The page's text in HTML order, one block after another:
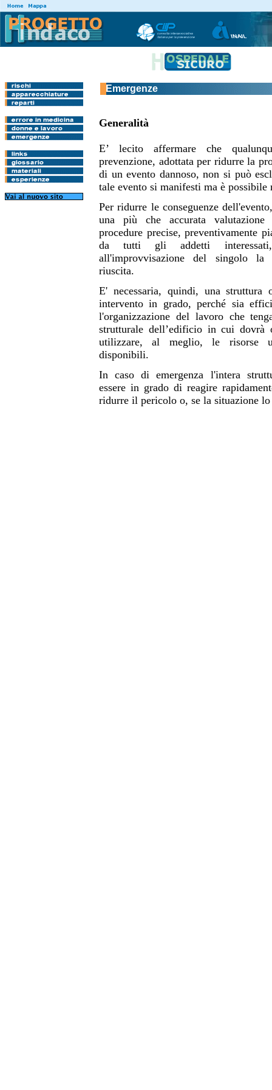
Emergenze
Generalità
E’ lecito affermare che
prevenzione, adottata per ridurre la
di un evento dannoso, non si può
tale evento si manifesti ma è
Per ridurre le conseguenze
una più che accurata
procedure precise, preventivamente
da tutti gli addetti
all'improvvisazione del singolo
riuscita.
E' necessaria, quindi, una struttura
intervento in grado, perché sia
l'organizzazione del lavoro che
strutturale dell’edificio in cui dovrà
utilizzare, al meglio, le risorse
disponibili.
In caso di emergenza l'intera
essere in grado di reagire
ridurre il pericolo o, se la situazione